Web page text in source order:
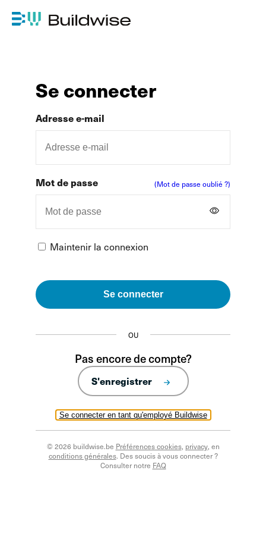
Se connecter
Se connecter en tant qu'employé Buildwise
Adresse e-mail
Mot de passe (Mot de passe oublié ?)
Maintenir la connexion
Se connecter
OU
Pas encore de compte?
S'enregistrer
© 2026 buildwise.be Préférences cookies, privacy, en
conditions générales. Des soucis à vous connecter ?
Consulter notre FAQ